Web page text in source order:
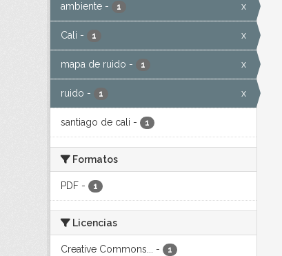
ambiente - 1 x
Cali - 1 x
mapa de ruido - 1 x
ruido - 1 x
santiago de cali - 1
Formatos
PDF - 1
Licencias
Creative Commons... - 1